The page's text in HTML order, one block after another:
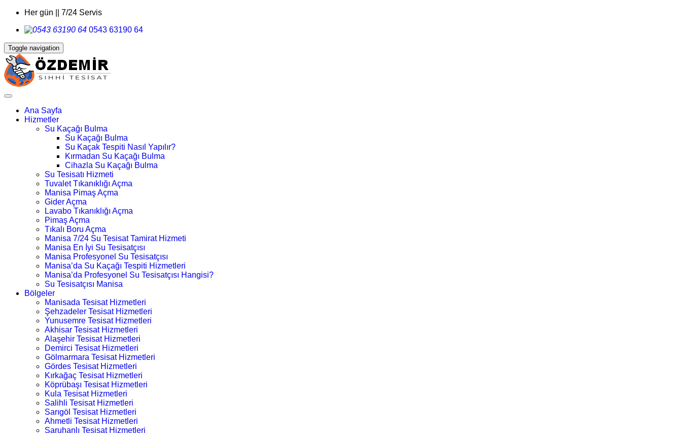
Her gün || 7/24 Servis
0543 63190 64
Toggle navigation
Ana Sayfa
Hizmetler
Su Kaçağı Bulma
Su Kaçağı Bulma
Su Kaçak Tespiti Nasıl Yapılır?
Kırmadan Su Kaçağı Bulma
Cihazla Su Kaçağı Bulma
Su Tesisatı Hizmeti
Tuvalet Tıkanıklığı Açma
Manisa Pimaş Açma
Gider Açma
Lavabo Tıkanıklığı Açma
Pimaş Açma
Tıkalı Boru Açma
Manisa 7/24 Su Tesisat Tamirat Hizmeti
Manisa En İyi Su Tesisatçısı
Manisa Profesyonel Su Tesisatçısı
Manisa’da Su Kaçağı Tespiti Hizmetleri
Manisa’da Profesyonel Su Tesisatçısı Hangisi?
Su Tesisatçısı Manisa
Bölgeler
Manisada Tesisat Hizmetleri
Şehzadeler Tesisat Hizmetleri
Yunusemre Tesisat Hizmetleri
Akhisar Tesisat Hizmetleri
Alaşehir Tesisat Hizmetleri
Demirci Tesisat Hizmetleri
Gölmarmara Tesisat Hizmetleri
Gördes Tesisat Hizmetleri
Kırkağaç Tesisat Hizmetleri
Köprübaşı Tesisat Hizmetleri
Kula Tesisat Hizmetleri
Salihli Tesisat Hizmetleri
Sarıgöl Tesisat Hizmetleri
Ahmetli Tesisat Hizmetleri
Saruhanlı Tesisat Hizmetleri